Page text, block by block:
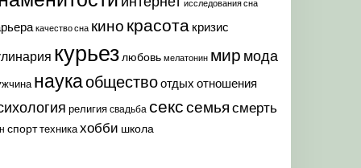
исследования сна
качество сна кино красота кризис
курьез любовь мелатонин мир мода
наукаобществоотдых отношения
религия свадьба секссемья смерть
спорттехникахобби школа